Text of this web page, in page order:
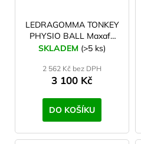
LEDRAGOMMA TONKEY
PHYSIO BALL Maxafe
120 cm šedá
SKLADEM (>5 ks)
2 562 Kč bez DPH
3 100 Kč
DO KOŠÍKU